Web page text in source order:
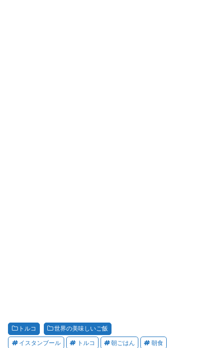
トルコ 世界の美味しいご飯
イスタンブール トルコ 朝ごはん 朝食